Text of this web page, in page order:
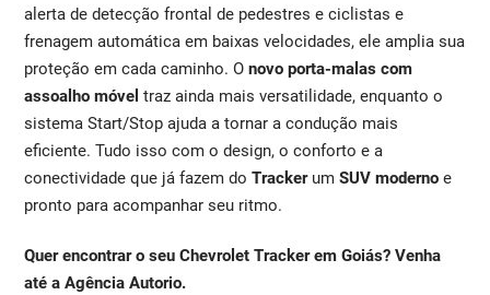
alerta de detecção frontal de pedestres e ciclistas e
frenagem automática em baixas velocidades, ele amplia sua
proteção em cada caminho. Onovo porta-malas com
assoalho móvel traz ainda mais versatilidade, enquanto o
sistema Start/Stop ajuda a tornar a condução mais
eficiente. Tudo isso com o design, o conforto e a
conectividade que já fazem doTracker umSUV moderno e
pronto para acompanhar seu ritmo.
Quer encontrar o seu Chevrolet Tracker em Goiás? Venha
até a Agência Autorio.